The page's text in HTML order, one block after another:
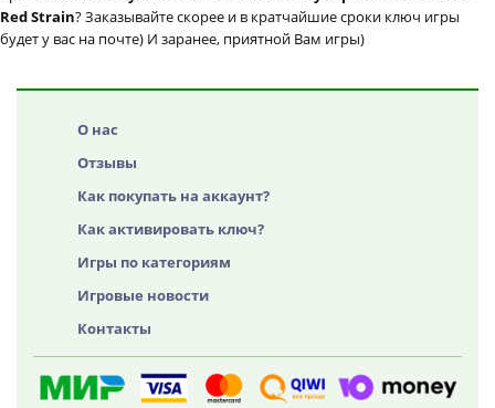
Red Strain? Заказывайте скорее и в кратчайшие сроки ключ игры
будет у вас на почте) И заранее, приятной Вам игры)
О нас
Отзывы
Как покупать на аккаунт?
Как активировать ключ?
Игры по категориям
Игровые новости
Контакты